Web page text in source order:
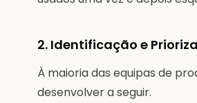
2. Identificação e
À maioria das equipas de
desenvolver a seguir.